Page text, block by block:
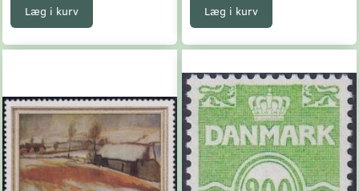
Læg i kurv Læg i kurv